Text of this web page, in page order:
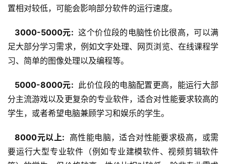
置相对较低，可能会影响部分软件的运行速度。
  3000-5000元:
这个价位段的电脑性价比很高，可以满
足大部分学习需求，例如文字处理、网页浏览、在线课程学
习、简单的图像处理以及编程等。
  5000-8000元:
此价位段的电脑配置更高，能运行大部
分主流游戏以及更复杂的专业软件，适合对性能要求较高的
学生，或者希望电脑兼顾学习和娱乐的学生。
  8000元以上:
高性能电脑，适合对性能要求极高，或需
要运行大型专业软件（例如专业建模软件、视频剪辑软件